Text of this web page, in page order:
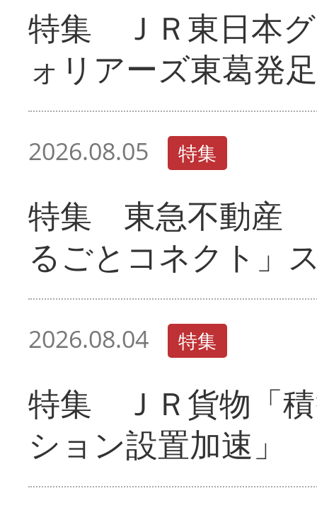
特集 ＪＲ東日本
ォリアーズ東葛発足
2026.08.05 特集
特集 東急不動産
るごとコネクト」
2026.08.04 特集
特集 ＪＲ貨物「
ション設置加速」